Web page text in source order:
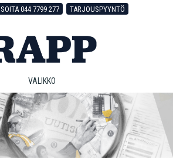
SOITA 044 7799 277 TARJOUSPYYNTÖ
VALIKKO